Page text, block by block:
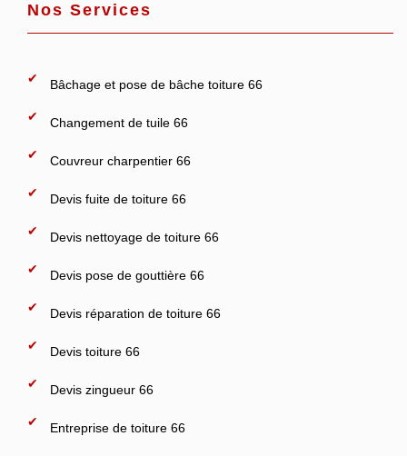
Nos Services
Bâchage et pose de bâche toiture 66
Changement de tuile 66
Couvreur charpentier 66
Devis fuite de toiture 66
Devis nettoyage de toiture 66
Devis pose de gouttière 66
Devis réparation de toiture 66
Devis toiture 66
Devis zingueur 66
Entreprise de toiture 66